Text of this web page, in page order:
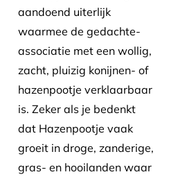
aandoend uiterlijk
waarmee de gedachte-
associatie met een wollig,
zacht, pluizig konijnen- of
hazenpootje verklaarbaar
is. Zeker als je bedenkt
dat Hazenpootje vaak
groeit in droge, zanderige,
gras- en hooilanden waar